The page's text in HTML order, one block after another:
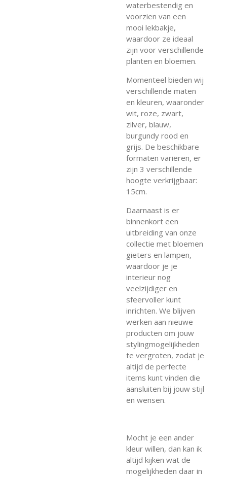
waterbestendig en
voorzien van een
mooi lekbakje,
waardoor ze ideaal
zijn voor verschillende
planten en bloemen.
Momenteel bieden wij
verschillende maten
en kleuren, waaronder
wit, roze, zwart,
zilver, blauw,
burgundy rood en
grijs. De beschikbare
formaten variëren, er
zijn 3 verschillende
hoogte verkrijgbaar:
15cm.
Daarnaast is er
binnenkort een
uitbreiding van onze
collectie met bloemen
gieters en lampen,
waardoor je je
interieur nog
veelzijdiger en
sfeervoller kunt
inrichten. We blijven
werken aan nieuwe
producten om jouw
stylingmogelijkheden
te vergroten, zodat je
altijd de perfecte
items kunt vinden die
aansluiten bij jouw stijl
en wensen.
Mocht je een ander
kleur willen, dan kan ik
altijd kijken wat de
mogelijkheden daar in